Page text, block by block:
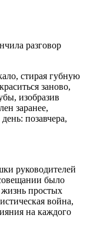
разговор
стирая губную
заново,
изобразив
заранее,
позавчера,
руководителей
было
жизнь простых
война,
на каждого